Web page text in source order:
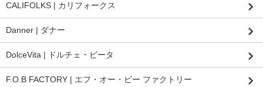
CALIFOLKS | カリフォークス
Danner | ダナー
DolceVita | ドルチェ・ビータ
F.O.B FACTORY | エフ・オー・ビー ファクトリー